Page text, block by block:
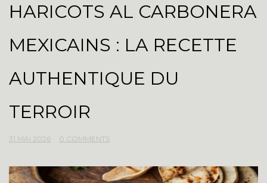
HARICOTS AL CARBONERA
MEXICAINS : LA RECETTE
AUTHENTIQUE DU
TERROIR
31 MAI 2026 0 COMMENTS